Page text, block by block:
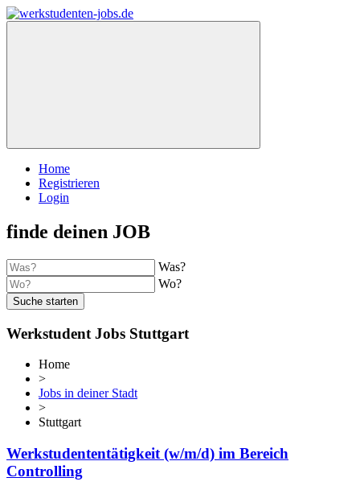
Home
Registrieren
Login
finde deinen JOB
Was?
Wo?
Suche starten
Werkstudent Jobs Stuttgart
Home
>
Jobs in deiner Stadt
>
Stuttgart
Werkstudententätigkeit (w/m/d) im Bereich
Controlling